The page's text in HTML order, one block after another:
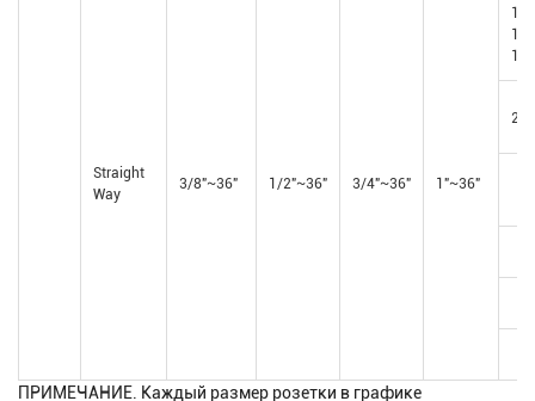
Straight
Way
3/8"~36" 1/2"~36" 3/4"~36" 1"~36"
1-
1/
1/
ПРИМЕЧАНИЕ. Каждый размер розетки в графике